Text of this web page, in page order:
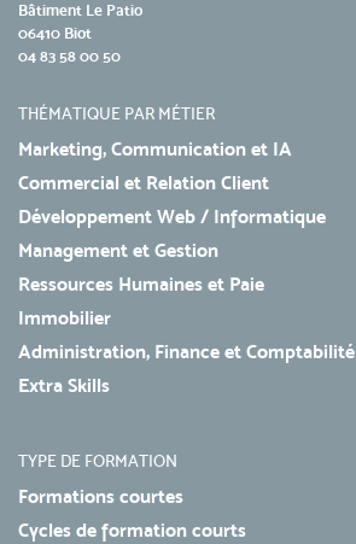
Bâtiment Le Patio
06410 Biot
04 83 58 00 50
THÉMATIQUE PAR MÉTIER
Marketing, Communication et IA
Commercial et Relation Client
Développement Web / Informatique
Management et Gestion
Ressources Humaines et Paie
Immobilier
Administration, Finance et Comptabilité
Extra Skills
TYPE DE FORMATION
Formations courtes
Cycles de formation courts